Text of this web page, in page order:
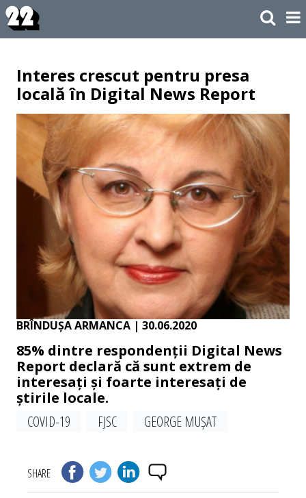
Interes crescut pentru presa
locală în Digital News Report
BRÎNDUȘA ARMANCA | 30.06.2020
85% dintre respondenții Digital News
Report declară că sunt extrem de
interesați și foarte interesați de
știrile locale.
COVID-19
FJSC GEORGE MUȘAT
SHARE